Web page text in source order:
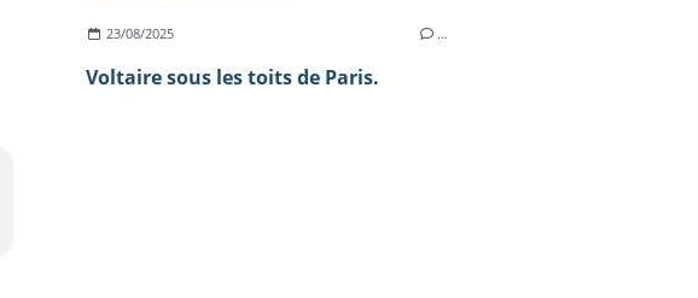
23/08/2025 …
Voltaire sous les toits de Paris.